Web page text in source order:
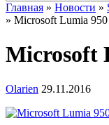
Главная » Новости »
» Microsoft Lumia 950
Microsoft
Olarien 29.11.2016